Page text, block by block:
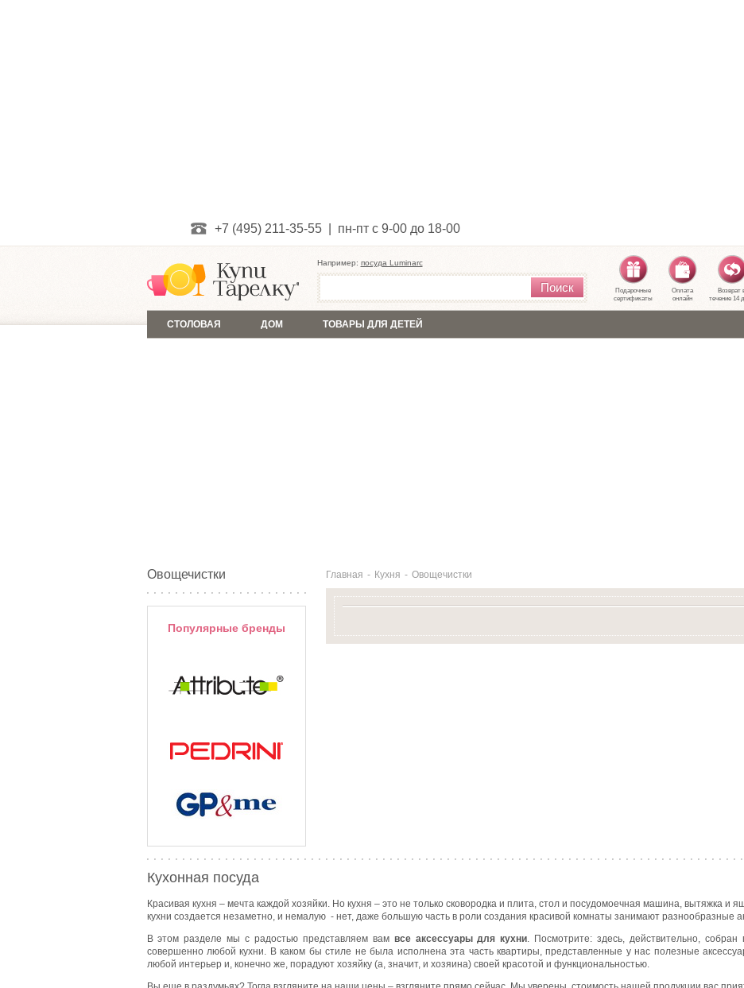
+7 (495) 211-35-55 | пн-пт с 9-00 до 18-00
Например: посуда Luminarc
Поиск
Подарочные
сертификаты
Оплата
онлайн
Возврат
течение 14
СТОЛОВАЯ ДОМ ТОВАРЫ ДЛЯ ДЕТЕЙ
Овощечистки
Популярные бренды
Главная - Кухня - Овощечистки
Кухонная посуда
Красивая кухня – мечта каждой хозяйки. Но кухня – это не только сковородка и плита, стол и посудомоечная машина, вытяжка и
кухни создается незаметно, и немалую - нет, даже большую часть в роли создания красивой комнаты занимают разнообразные
В этом разделе мы с радостью представляем вам все аксессуары для кухни. Посмотрите: здесь, действительно,
совершенно любой кухни. В каком бы стиле не была исполнена эта часть квартиры, представленные у нас полезные
любой интерьер и, конечно же, порадуют хозяйку (а, значит, и хозяина) своей красотой и функциональностью.